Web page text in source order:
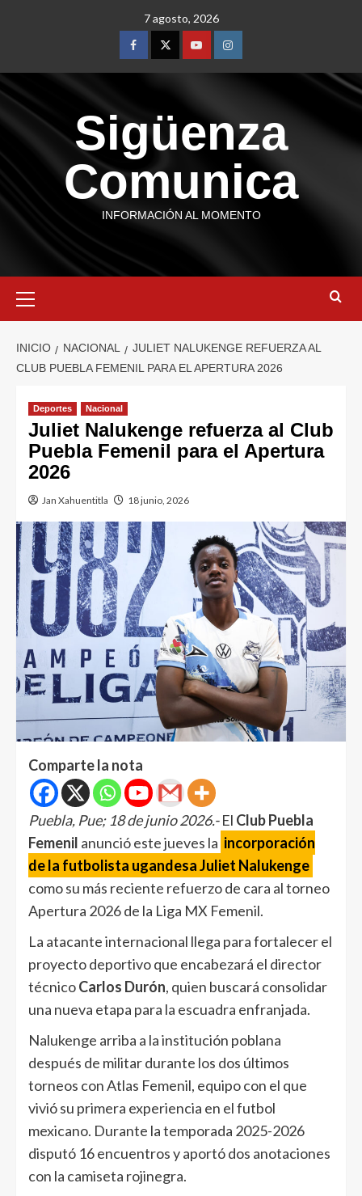
7 agosto, 2026
Sigüenza
Comunica
INFORMACIÓN AL MOMENTO
INICIO NACIONAL
JULIET NALUKENGE REFUERZA AL
CLUB PUEBLA FEMENIL PARA EL APERTURA 2026
Deportes Nacional
Juliet Nalukenge refuerza al Club
Puebla Femenil para el Apertura
2026
Jan Xahuentitla 18 junio, 2026
Comparte la nota
Puebla, Pue; 18 de junio 2026.-El Club Puebla
Femenil anunció este jueves la incorporación
de la futbolista ugandesa Juliet Nalukenge
como su más reciente refuerzo de cara al torneo
Apertura 2026 de la Liga MX Femenil.
La atacante internacional llega para fortalecer el
proyecto deportivo que encabezará el director
técnicoCarlos Durón, quien buscará consolidar
una nueva etapa para la escuadra enfranjada.
Nalukenge arriba a la institución poblana
después de militar durante los dos últimos
torneos con Atlas Femenil, equipo con el que
vivió su primera experiencia en el futbol
mexicano. Durante la temporada 2025-2026
disputó 16 encuentros y aportó dos anotaciones
con la camiseta rojinegra.